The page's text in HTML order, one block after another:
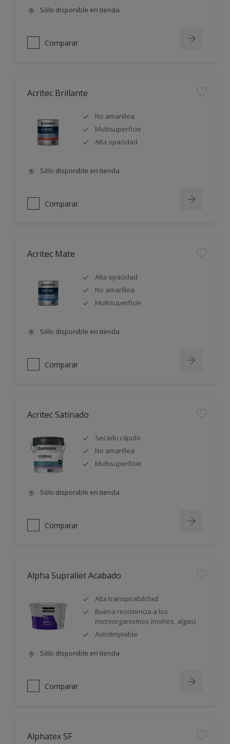
Sólo disponible en tienda
Comparar
Acritec Brillante
No amarillea
Multisuperficie
Alta opacidad
Sólo disponible en tienda
Comparar
Acritec Mate
Alta opacidad
No amarillea
Multisuperficie
Sólo disponible en tienda
Comparar
Acritec Satinado
Secado rápido
No amarillea
Multisuperficie
Sólo disponible en tienda
Comparar
Alpha Supraliet Acabado
Alta transpirabilidad
Buena resistencia a los
microorganismos (mohos, algas)
Autolimpiable
Sólo disponible en tienda
Comparar
Alphatex SF